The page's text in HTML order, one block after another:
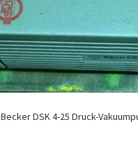
Becker DSK 4-25 Druck-